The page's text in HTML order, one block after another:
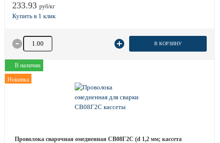
233.93 руб/кг
Количество товара В КОРЗИНУ
В наличии
Новинка
Проволока сварочная омедненная СВ08Г2С (d 1,2 мм; кассета